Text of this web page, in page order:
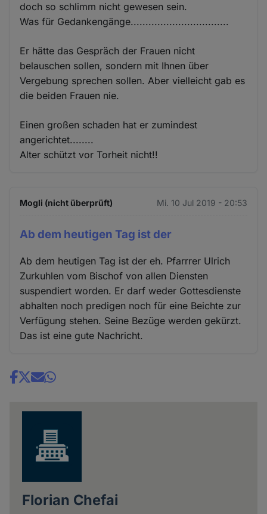
doch so schlimm nicht gewesen sein.
Was für Gedankengänge.................................
Er hätte das Gespräch der Frauen nicht
belauschen sollen, sondern mit Ihnen über
Vergebung sprechen sollen. Aber vielleicht gab es
die beiden Frauen nie.
Einen großen schaden hat er zumindest
angerichtet........
Alter schützt vor Torheit nicht!!
Mogli (nicht überprüft) Mi. 10 Jul 2019 - 20:53
Ab dem heutigen Tag ist der
Ab dem heutigen Tag ist der eh. Pfarrrer Ulrich
Zurkuhlen vom Bischof von allen Diensten
suspendiert worden. Er darf weder Gottesdienste
abhalten noch predigen noch für eine Beichte zur
Verfügung stehen. Seine Bezüge werden gekürzt.
Das ist eine gute Nachricht.
Share
Florian Chefai